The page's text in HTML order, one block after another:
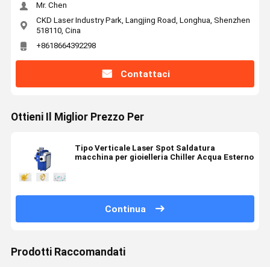
Mr. Chen
CKD Laser Industry Park, Langjing Road, Longhua, Shenzhen
518110, Cina
+8618664392298
Contattaci
Ottieni Il Miglior Prezzo Per
Tipo Verticale Laser Spot Saldatura
macchina per gioielleria Chiller Acqua Esterno
Continua
Prodotti Raccomandati